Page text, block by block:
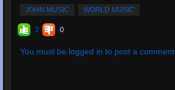
JOHN MUSIC WORLD MUSIC
2 0
You must be logged in to post a comment